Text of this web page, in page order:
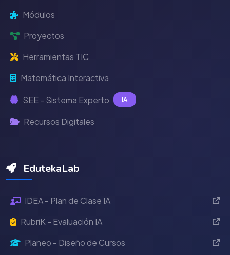
Módulos
Proyectos
Herramientas TIC
Matemática Interactiva
SEE - Sistema Experto IA
Recursos Digitales
EdutekaLab
IDEA - Plan de Clase IA
RubriK - Evaluación IA
Planeo - Diseño de Cursos